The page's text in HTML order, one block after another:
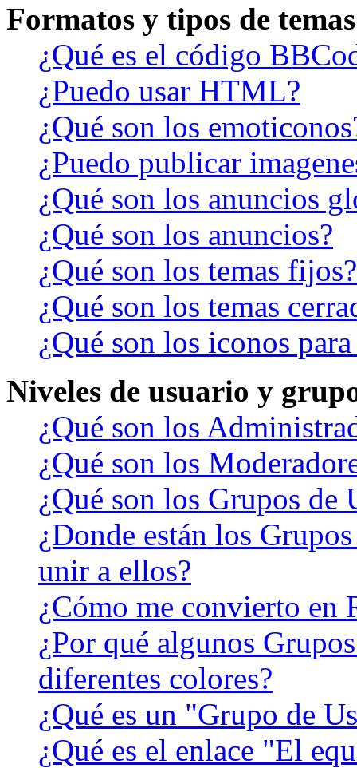
Formatos y tipos de temas
¿Qué es el código
¿Puedo usar HTML?
¿Qué son los
¿Puedo publicar
¿Qué son los anuncios
¿Qué son los anuncios?
¿Qué son los temas fijos?
¿Qué son los temas
¿Qué son los iconos
Niveles de usuario y
¿Qué son los
¿Qué son los
¿Qué son los Grupos de
¿Donde están los
unir a ellos?
¿Cómo me convierto en
¿Por qué algunos
diferentes colores?
¿Qué es un "Grupo de
¿Qué es el enlace "El